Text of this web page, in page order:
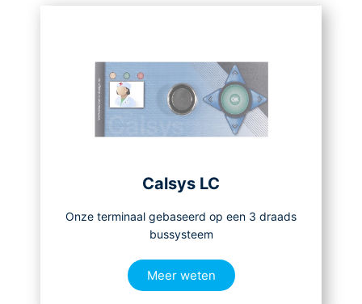
Calsys LC
Onze terminaal gebaseerd op een 3 draads
bussysteem
Meer weten